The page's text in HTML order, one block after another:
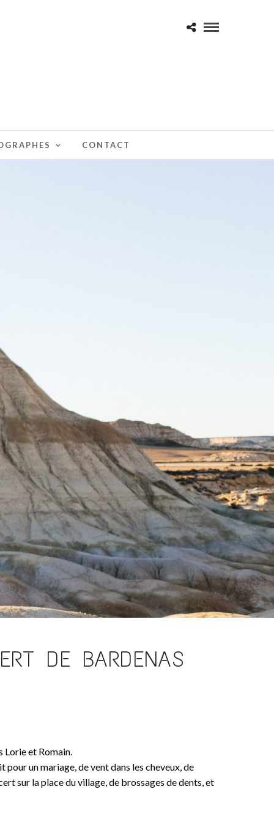
CONTACT
DE BARDENAS
Lorie et Romain.
un mariage, de vent dans les cheveux, de
sur la place du village, de brossages de dents, et